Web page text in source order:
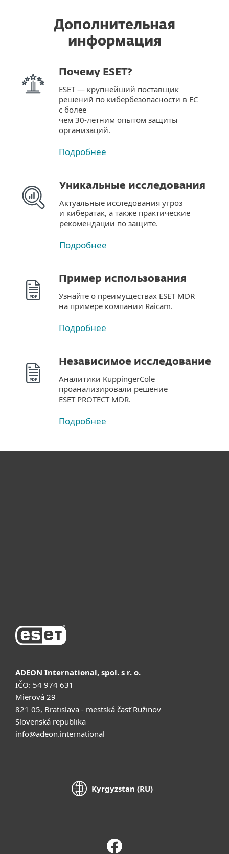
Дополнительная
информация
Почему ESET?
ESET — крупнейший поставщик
решений по кибербезопасности в ЕС
с более
чем 30-летним опытом защиты
организаций.
Подробнее
Уникальные исследования
Актуальные исследования угроз
и кибератак, а также практические
рекомендации по защите.
Подробнее
Пример использования
Узнайте о преимуществах ESET MDR
на примере компании Raicam.
Подробнее
Независимое исследование
Аналитики KuppingerCole
проанализировали решение
ESET PROTECT MDR.
Подробнее
ADEON International, spol. s r. o.
IČO: 54 974 631
Mierová 29
821 05, Bratislava - mestská časť Ružinov
Slovenská republika
info@adeon.international
Kyrgyzstan (RU)